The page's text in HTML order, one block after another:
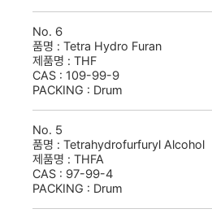
No. 6
품명 : Tetra Hydro Furan
제품명 : THF
CAS : 109-99-9
PACKING : Drum
No. 5
품명 : Tetrahydrofurfuryl Alcohol
제품명 : THFA
CAS : 97-99-4
PACKING : Drum